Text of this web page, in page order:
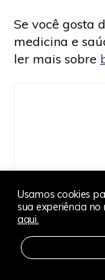
Se você gosta
medicina e
ler mais sobre
Usamos cookies
sua experiência
aqui.